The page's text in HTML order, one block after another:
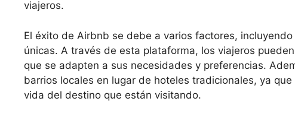
viajeros.
El éxito de Airbnb se debe a varios factores,
únicas. A través de esta plataforma, los viajeros
que se adapten a sus necesidades y preferencias.
barrios locales en lugar de hoteles tradicionales, ya
vida del destino que están visitando.